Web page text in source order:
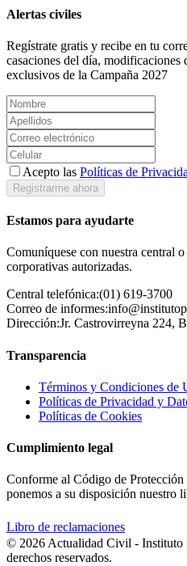
Alertas civiles
Regístrate gratis y recibe en tu
casaciones del día,
exclusivos de la Campaña 2027
Acepto las Políticas de
Registrarme ahora
Estamos para ayudarte
Comuníquese con nuestra central
corporativas autorizadas.
Central telefónica:(01) 619-3700
Correo de informes:
Dirección:Jr. Castrovirreyna 224,
Transparencia
Términos y Condiciones de
Políticas de Privacidad y
Políticas de Cookies
Cumplimiento legal
Conforme al Código de
ponemos a su disposición nuestro
Libro de reclamaciones
© 2026 Actualidad Civil - Instituto
derechos reservados.